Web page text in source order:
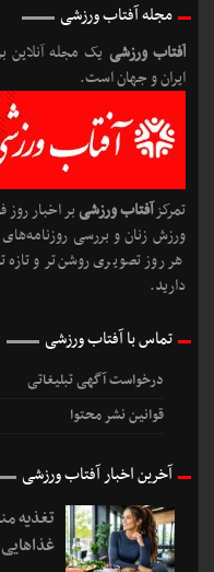
لوازم
کلاه،
فیت ‌فایو؛
نظرات ورزشی
کارشناس روابط عمومی
باقریدرتغذیه مناسب برای
کارشناس روابط عمومیدر
مهدیدرخرید یوسی پابجی
مادرید در فصل ۲۰۲۶-۲۰۲۷
محمددرترکیب احتمالی و شماره
۲۰۲۶-۲۰۲۷